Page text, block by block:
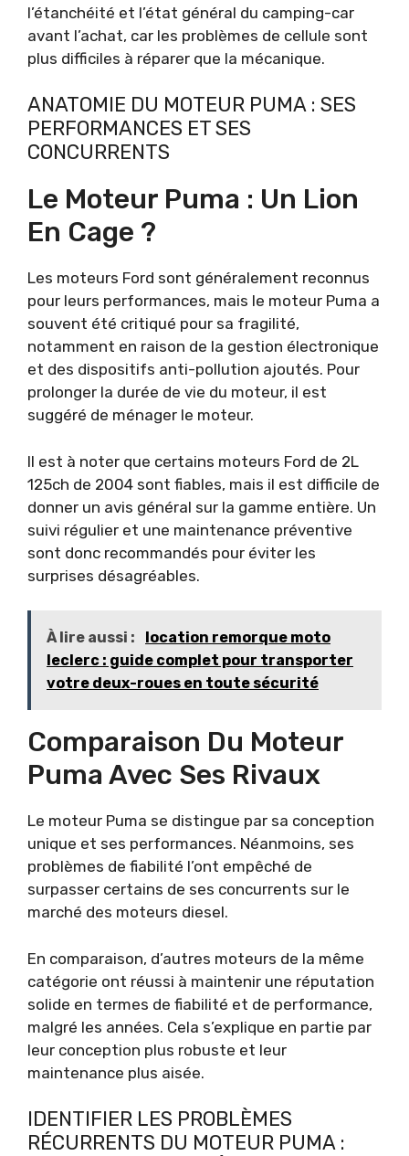
l’étanchéité et l’état général du camping-car
avant l’achat, car les problèmes de cellule sont
plus difficiles à réparer que la mécanique.
ANATOMIE DU MOTEUR PUMA : SES
PERFORMANCES ET SES
CONCURRENTS
Le Moteur Puma : Un Lion
En Cage ?
Les moteurs Ford sont généralement reconnus
pour leurs performances, mais le moteur Puma a
souvent été critiqué pour sa fragilité,
notamment en raison de la gestion électronique
et des dispositifs anti-pollution ajoutés. Pour
prolonger la durée de vie du moteur, il est
suggéré de ménager le moteur.
Il est à noter que certains moteurs Ford de 2L
125ch de 2004 sont fiables, mais il est difficile de
donner un avis général sur la gamme entière. Un
suivi régulier et une maintenance préventive
sont donc recommandés pour éviter les
surprises désagréables.
À lire aussi :
location remorque moto
leclerc : guide complet pour transporter
votre deux-roues en toute sécurité
Comparaison Du Moteur
Puma Avec Ses Rivaux
Le moteur Puma se distingue par sa conception
unique et ses performances. Néanmoins, ses
problèmes de fiabilité l’ont empêché de
surpasser certains de ses concurrents sur le
marché des moteurs diesel.
En comparaison, d’autres moteurs de la même
catégorie ont réussi à maintenir une réputation
solide en termes de fiabilité et de performance,
malgré les années. Cela s’explique en partie par
leur conception plus robuste et leur
maintenance plus aisée.
IDENTIFIER LES PROBLÈMES
RÉCURRENTS DU MOTEUR PUMA :